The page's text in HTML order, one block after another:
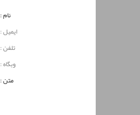
نام‌ :
ایمیل :
تلفن :
وبگاه‌ :
متن :